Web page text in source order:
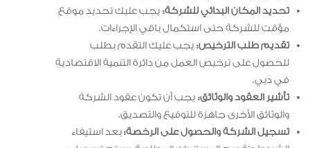
تحديد المكان البدائي للشركة: يجب عليك تحديد موقع
مؤقت للشركة حتى استكمال باقي الإجراءات.
تقديم طلب الترخيص: يجب عليك التقدم بطلب
للحصول على ترخيص العمل من دائرة التنمية الاقتصادية
في دبي.
تأشير العقود والوثائق: يجب أن تكون عقود الشركة
والوثائق الأخرى جاهزة للتوقيع والتصديق.
تسجيل الشركة والحصول على الرخصة:بعد استيفاء